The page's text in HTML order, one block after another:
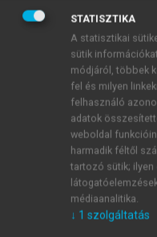
Egy terület
generációk
szaporodás
befolyásolják a
vándormozgalmakat
terület népesedését
közé, mert a
hasonlóan megnövelik
számát, s
STATISZTIKA
A statisztikai
sütik
módjáról, többek
fel és milyen
felhasználó
adatok
weboldal
harmadik féltől
tartozó sütik;
médiaanalitika.
↓ 1 szolgáltatás